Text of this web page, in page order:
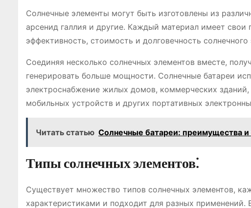
Солнечные элементы могут быть изготовлены из
арсенид галлия и другие. Каждый материал имеет
эффективность, стоимость и долговечность солнечного
Соединяя несколько солнечных элементов вместе,
генерировать больше мощности. Солнечные батареи
электроснабжение жилых домов, коммерческих
мобильных устройств и других портативных
Читать статью Солнечные батареи: преимущества и
Типы солнечных элементов⁚
Существует множество типов солнечных элементов,
характеристиками и подходит для разных применений.